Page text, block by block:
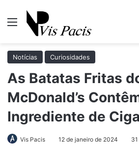
Menu
Notícias Curiosidades
As Batatas Fritas
McDonald’s
Ingrediente de
Vis Pacis 12 de janeiro de 2024 31